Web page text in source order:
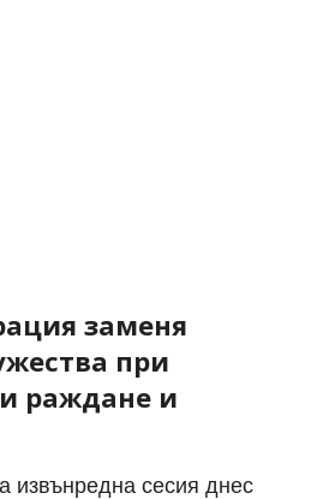
заменя
при
раждане и
извънредна сесия днес